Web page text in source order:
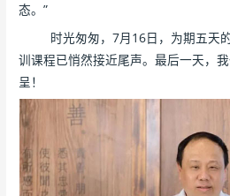
态。”
时光匆匆，7月16日，为期五天的
训课程已悄然接近尾声。最后一天，
呈！